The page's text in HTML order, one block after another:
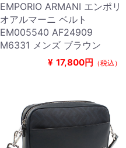
EMPORIO ARMANI エンポリ
オアルマーニ ベルト
EM005540 AF24909
M6331 メンズ ブラウン
¥ 17,800円 （税込）